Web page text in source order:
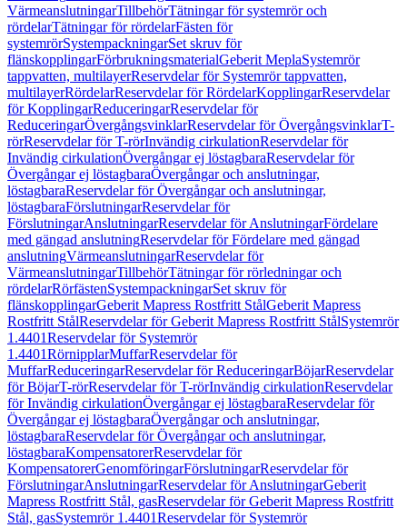
VärmeanslutningarTillbehörTätningar för systemrör och
rördelarTätningar för rördelarFästen för
systemrörSystempackningarSet skruv för
flänskopplingarFörbrukningsmaterialGeberit MeplaSystemrör
tappvatten, multilayerReservdelar för Systemrör tappvatten,
multilayerRördelarReservdelar för RördelarKopplingarReservdelar
för KopplingarReduceringarReservdelar för
ReduceringarÖvergångsvinklarReservdelar för ÖvergångsvinklarT-
rörReservdelar för T-rörInvändig cirkulationReservdelar för
Invändig cirkulationÖvergångar ej löstagbaraReservdelar för
Övergångar ej löstagbaraÖvergångar och anslutningar,
löstagbaraReservdelar för Övergångar och anslutningar,
löstagbaraFörslutningarReservdelar för
FörslutningarAnslutningarReservdelar för AnslutningarFördelare
med gängad anslutningReservdelar för Fördelare med gängad
anslutningVärmeanslutningarReservdelar för
VärmeanslutningarTillbehörTätningar för rörledningar och
rördelarRörfästenSystempackningarSet skruv för
flänskopplingarGeberit Mapress Rostfritt StålGeberit Mapress
Rostfritt StålReservdelar för Geberit Mapress Rostfritt StålSystemrör
1.4401Reservdelar för Systemrör
1.4401RörnipplarMuffarReservdelar för
MuffarReduceringarReservdelar för ReduceringarBöjarReservdelar
för BöjarT-rörReservdelar för T-rörInvändig cirkulationReservdelar
för Invändig cirkulationÖvergångar ej löstagbaraReservdelar för
Övergångar ej löstagbaraÖvergångar och anslutningar,
löstagbaraReservdelar för Övergångar och anslutningar,
löstagbaraKompensatorerReservdelar för
KompensatorerGenomföringarFörslutningarReservdelar för
FörslutningarAnslutningarReservdelar för AnslutningarGeberit
Mapress Rostfritt Stål, gasReservdelar för Geberit Mapress Rostfritt
Stål, gasSystemrör 1.4401Reservdelar för Systemrör